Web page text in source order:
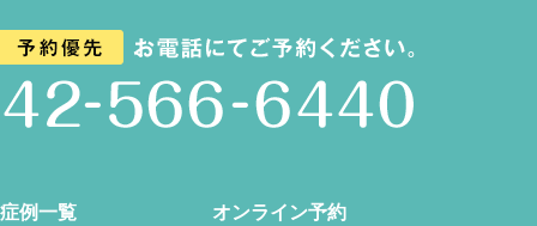
症例一覧 オンライン予約